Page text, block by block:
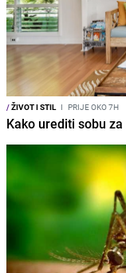
/ŽIVOT I STIL I PRIJE OKO 7H
Kako urediti sobu